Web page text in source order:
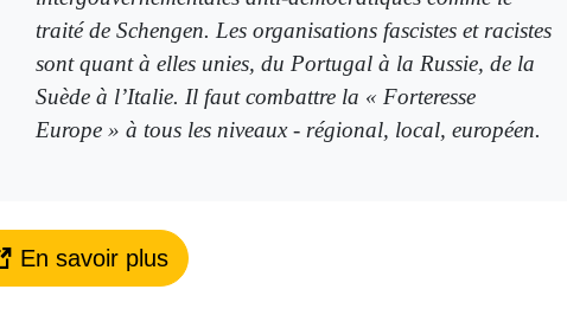
traité de Schengen. Les organisations fascistes et racistes
sont quant à elles unies, du Portugal à la Russie, de la
Suède à l’Italie. Il faut combattre la « Forteresse
Europe » à tous les niveaux - régional, local, européen.
En savoir plus